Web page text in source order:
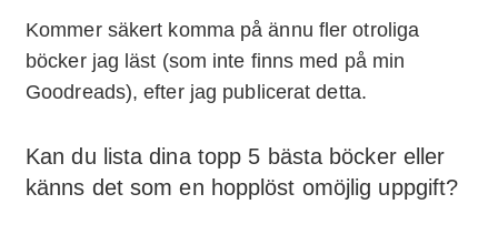
Kommer säkert komma på ännu fler otroliga
böcker jag läst (som inte finns med på min
Goodreads), efter jag publicerat detta.
Kan du lista dina topp 5 bästa böcker eller
känns det som en hopplöst omöjlig uppgift?